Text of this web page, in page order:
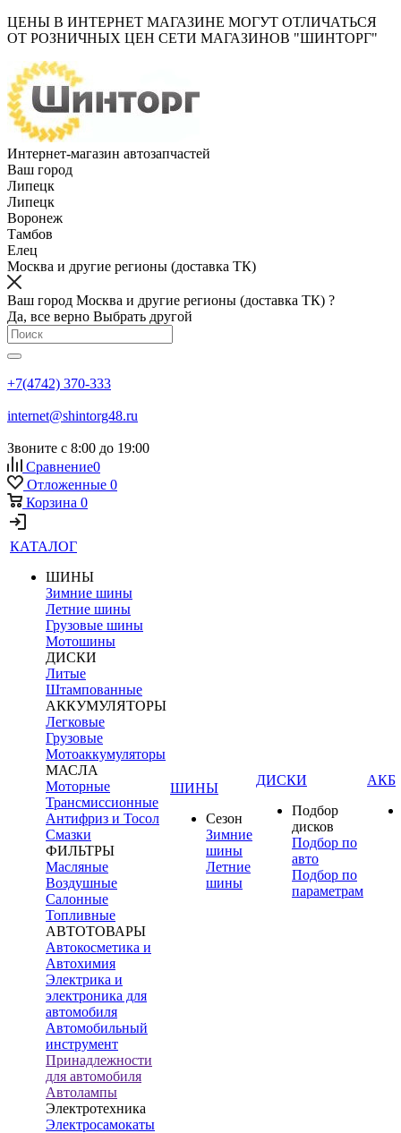
ЦЕНЫ В ИНТЕРНЕТ МАГАЗИНЕ МОГУТ ОТЛИЧАТЬСЯ
ОТ РОЗНИЧНЫХ ЦЕН СЕТИ МАГАЗИНОВ "ШИНТОРГ"
Интернет-магазин автозапчастей
Ваш город
Липецк
Липецк
Воронеж
Тамбов
Елец
Москва и другие регионы (доставка ТК)
Ваш город Москва и другие регионы (доставка ТК) ?
Да, все верно Выбрать другой
+7(4742) 370-333
internet@shintorg48.ru
Звоните с 8:00 до 19:00
Сравнение0
Отложенные 0
Корзина 0
КАТАЛОГ
ШИНЫ
Зимние шины
Летние шины
Грузовые шины
Мотошины
ДИСКИ
Литые
Штампованные
АККУМУЛЯТОРЫ
Легковые
Грузовые
Мотоаккумуляторы
МАСЛА
Моторные
Трансмиссионные
Антифриз и Тосол
Смазки
ФИЛЬТРЫ
Масляные
Воздушные
Салонные
Топливные
АВТОТОВАРЫ
Автокосметика и
Автохимия
Электрика и
электроника для
автомобиля
Автомобильный
инструмент
Принадлежности
для автомобиля
Автолампы
Электротехника
Электросамокаты
ШИНЫ
Сезон
Зимние
шины
Летние
шины
ДИСКИ
Подбор
дисков
Подбор по
авто
Подбор по
параметрам
АКБ